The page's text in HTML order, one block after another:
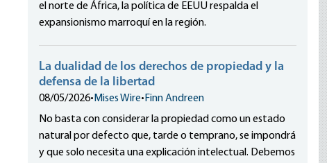
el norte de África, la política de EEUU respalda el
expansionismo marroquí en la región.
La dualidad de los derechos de propiedad y la
defensa de la libertad
08/05/2026• Mises Wire• Finn Andreen
No basta con considerar la propiedad como un estado
natural por defecto que, tarde o temprano, se impondrá
y que solo necesita una explicación intelectual. Debemos